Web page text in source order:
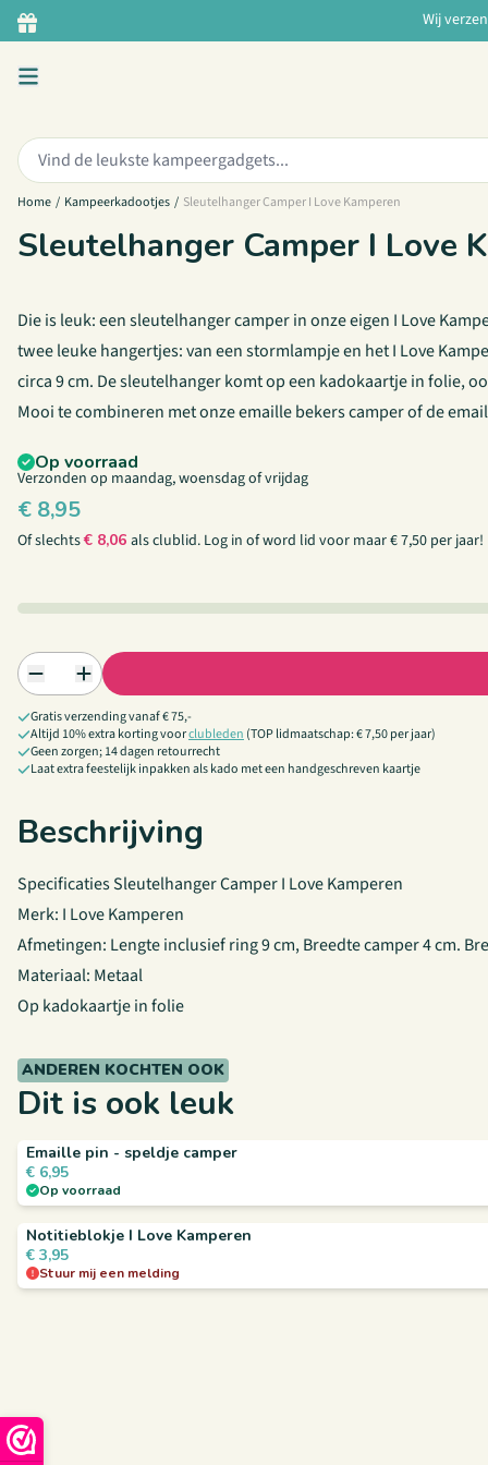
Ga naar de inhoud Wij
Zoeken:
Home / Kampeerkadootjes / Sleutelhanger Camper I Love Kamperen
Sleutelhanger Camper I Love
Die is leuk: een sleutelhanger camper in onze eigen I Love
twee leuke hangertjes: van een stormlampje en het I Love
circa 9 cm. De sleutelhanger komt op een kadokaartje in folie,
Mooi te combineren met onzeemaille bekers camperof de
Op voorraad
Verzonden op maandag, woensdag of vrijdag
€ 8,95
Of slechts€ 8,06 als clublid. Log in ofword lid voor maar € 7,50 per jaar!
Gratis verzending vanaf € 75,-
Altijd 10% extra korting voorclubleden (TOP lidmaatschap: € 7,50 per jaar)
Geen zorgen; 14 dagen retourrecht
Laat extra feestelijk inpakken als kado met een handgeschreven kaartje
Beschrijving
Specificaties Sleutelhanger Camper I Love Kamperen
Merk: I Love Kamperen
Afmetingen: Lengte inclusief ring 9 cm, Breedte camper 4 cm.
Materiaal: Metaal
Op kadokaartje in folie
ANDEREN KOCHTEN OOK
Dit is ook leuk
Emaille pin - speldje camper
Op voorraad
€ 6,95
Notitieblokje I Love Kamperen
Stuur mij een melding
€ 3,95